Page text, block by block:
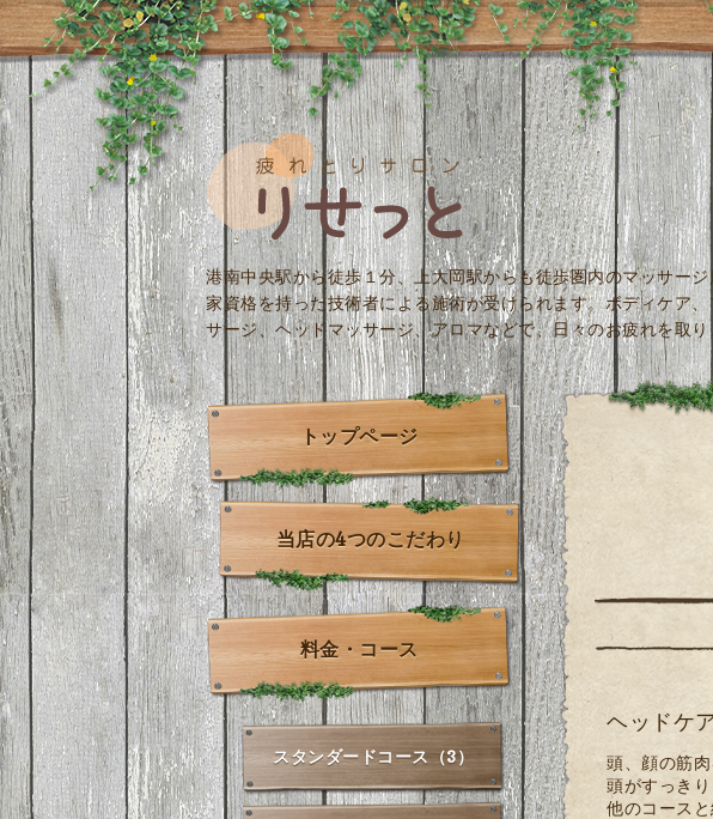
港南中央駅から徒歩１分、上大岡駅からも徒歩圏内のマッサージ
家資格を持った技術者による施術が受けられます。ボディケア
サージ、ヘッドマッサージ、アロマなどで、日々のお疲れを取
ヘッドケ
頭、顔の筋
頭がすっきり
他のコース
トップページ
当店の4つのこだわり
料金・コース
スタンダードコース（3）